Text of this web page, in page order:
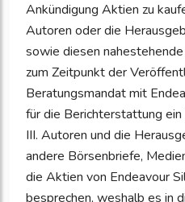
Ankündigung Aktien zu
Autoren oder die
sowie diesen
zum Zeitpunkt der
Beratungsmandat mit
für die Berichterstattung
III. Autoren und die
andere Börsenbriefe,
die Aktien von Endeavour
besprechen, weshalb es in